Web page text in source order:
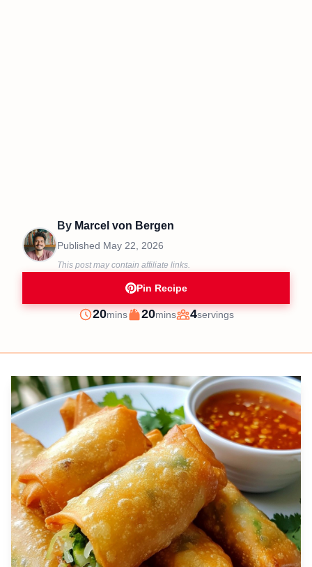
By Marcel von Bergen
Published May 22, 2026
This post may contain affiliate links.
Pin Recipe
Prep
20minutes
mins
Cook
20minutes
mins
Servings
4servings